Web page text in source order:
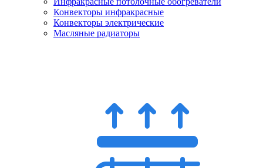
Конвекторы инфракрасные
Конвекторы электрические
Масляные радиаторы